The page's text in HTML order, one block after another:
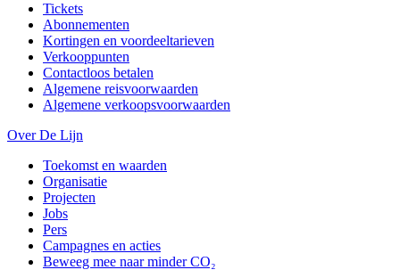
Tickets
Abonnementen
Kortingen en voordeeltarieven
Verkooppunten
Contactloos betalen
Algemene reisvoorwaarden
Algemene verkoopsvoorwaarden
Over De Lijn
Toekomst en waarden
Organisatie
Projecten
Jobs
Pers
Campagnes en acties
Beweeg mee naar minder CO₂